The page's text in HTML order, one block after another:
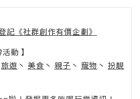
記《社群創作有價企劃》
動 】
旅遊 丶 美食 丶 親子 丶 寵物 丶 扮靚